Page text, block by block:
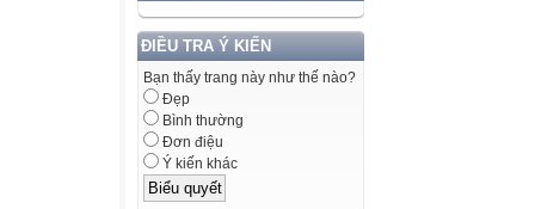
ĐIỀU TRA Ý KIẾN
Bạn thấy trang này như thế nào?
Đẹp
Bình thường
Đơn điệu
Ý kiến khác